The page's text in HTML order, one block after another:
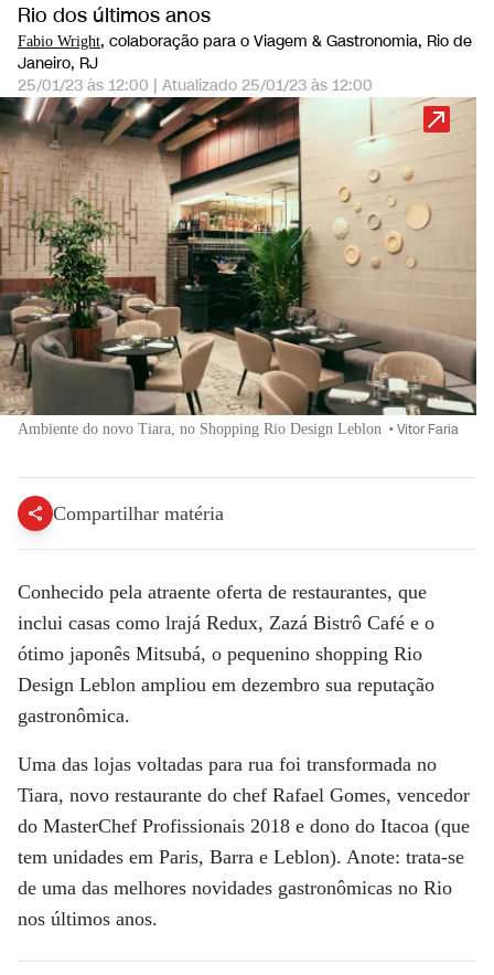
Rio dos últimos anos
Fabio Wright, colaboração para o Viagem & Gastronomia, Rio de
Janeiro, RJ
25/01/23 às 12:00 | Atualizado 25/01/23 às 12:00
Ambiente do novo Tiara, no Shopping Rio Design Leblon •Vitor Faria
Compartilhar matéria
Conhecido pela atraente oferta de restaurantes, que
inclui casas como lrajá Redux, Zazá Bistrô Café e o
ótimo japonês Mitsubá, o pequenino shopping Rio
Design Leblon ampliou em dezembro sua reputação
gastronômica.
Uma das lojas voltadas para rua foi transformada no
Tiara, novo restaurante do chef Rafael Gomes, vencedor
do MasterChef Profissionais 2018 e dono do Itacoa (que
tem unidades em Paris, Barra e Leblon). Anote: trata-se
de uma das melhores novidades gastronômicas no Rio
nos últimos anos.